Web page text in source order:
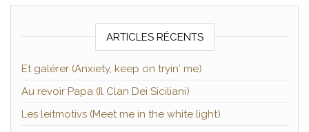
ARTICLES RÉCENTS
Et galérer (Anxiety, keep on tryin′ me)
Au revoir Papa (Il Clan Dei Siciliani)
Les leitmotivs (Meet me in the white light)